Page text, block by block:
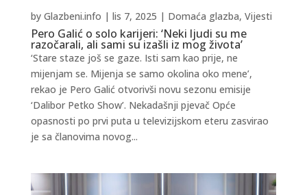
Pero Galić o solo karijeri: ‘Neki ljudi su me
razočarali, ali sami su izašli iz mog života’
by Glazbeni.info | lis 7, 2025 | Domaća glazba, Vijesti
‘Stare staze još se gaze. Isti sam kao prije, ne
mijenjam se. Mijenja se samo okolina oko mene’,
rekao je Pero Galić otvorivši novu sezonu emisije
‘Dalibor Petko Show’. Nekadašnji pjevač Opće
opasnosti po prvi puta u televizijskom eteru zasvirao
je sa članovima novog...